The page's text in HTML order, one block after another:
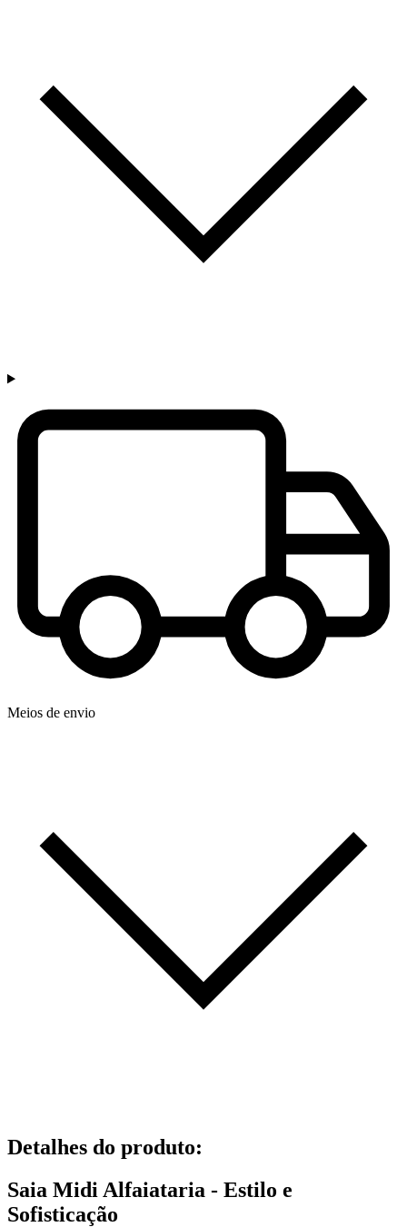
Meios de envio
Detalhes do produto:
Saia Midi Alfaiataria - Estilo e
Sofisticação